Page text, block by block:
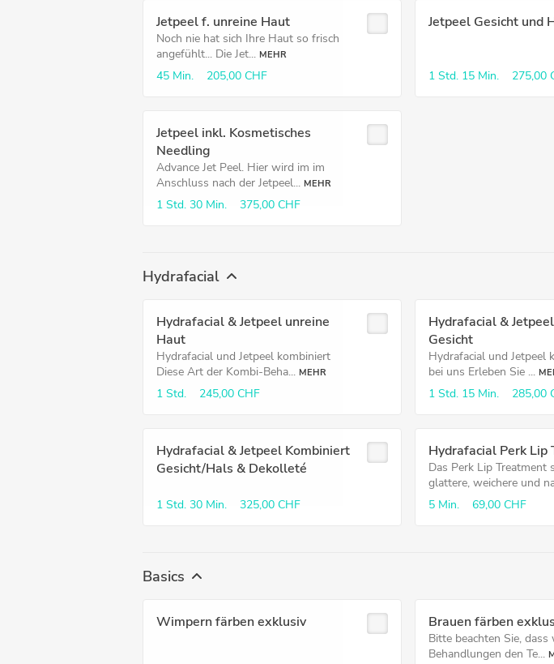
Jetpeel f. unreine Haut
Noch nie hat sich Ihre Haut so frisch
angefühlt... Die Jet... MEHR
45 Min. 205,00 CHF
Jetpeel Gesicht und
1 Std. 15 Min. 275,00
Jetpeel inkl. Kosmetisches
Needling
Advance Jet Peel. Hier wird im im
Anschluss nach der Jetpeel... MEHR
1 Std. 30 Min. 375,00 CHF
Hydrafacial
Hydrafacial & Jetpeel unreine
Haut
Hydrafacial und Jetpeel kombiniert
Diese Art der Kombi-Beha... MEHR
1 Std. 245,00 CHF
Hydrafacial &
Gesicht
Hydrafacial und Jetpeel
bei uns Erleben Sie ...
1 Std. 15 Min. 285,00
Hydrafacial & Jetpeel Kombiniert
Gesicht/Hals & Dekolleté
1 Std. 30 Min. 325,00 CHF
Hydrafacial Perk Lip
Das Perk Lip Treatment
glattere, weichere und
5 Min. 69,00 CHF
Basics
Wimpern färben exklusiv Brauen färben
Bitte beachten Sie, dass
Behandlungen den Te...